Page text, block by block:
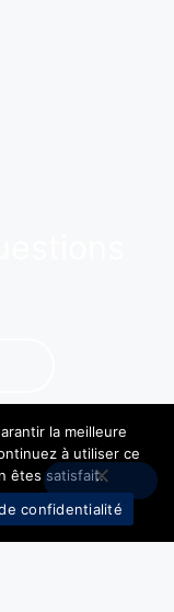
la meilleure
à utiliser ce
êtes satisfait.
confidentialité